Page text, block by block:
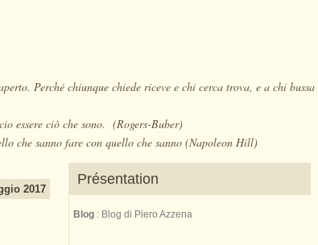
Perché chiunque chiede riceve e chi cerca trova, e a chi bussa
essere ciò che sono. (Rogers-Buber)
che sanno fare con quello che sanno (Napoleon Hill)
2017
Présentation
Blog : Blog di Piero Azzena